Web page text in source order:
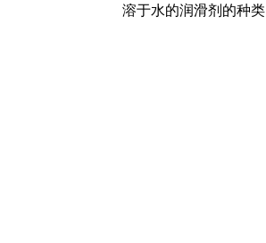
溶于水的润滑剂的种类